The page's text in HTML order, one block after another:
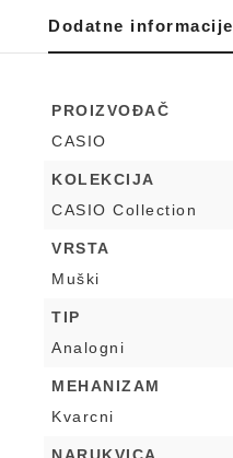
Dodatne informacije
PROIZVOĐAČ
CASIO
KOLEKCIJA
CASIO Collection
VRSTA
Muški
TIP
Analogni
MEHANIZAM
Kvarcni